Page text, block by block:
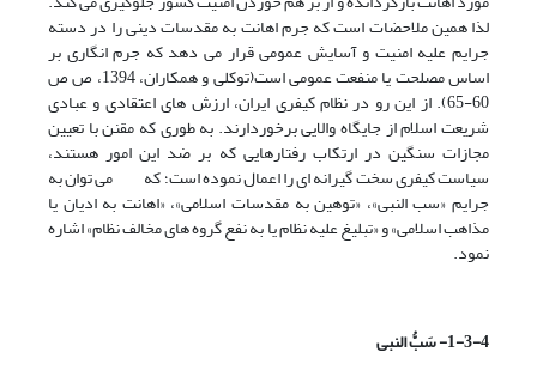
لذا همین ملاحضات است که جرم اهانت به مقدسات دینی را در دسته
جرایم علیه امنیت و آسایش عمومی قرار می دهد که جرم انگاری بر
اساس مصلحت یا منفعت عمومی است(توکلی و همکاران، 1394، ص ص
60-65). از این رو در نظام کیفری ایران، ارزش های اعتقادی و عبادی
شریعت اسلام از جایگاه والایی برخوردارند. به طوری که مقنن با تعیین
مجازات سنگین در ارتکاب رفتارهایی که بر ضد این امور هستند،
سیاست کیفری سخت گیرانه ای را اعمال نموده است؛ که می توان به
جرایم «سب النبی»، «توهین به مقدسات اسلامی»، «اهانت به ادیان یا
مذاهب اسلامی» و «تبلیغ علیه نظام یا به نفع گروه های مخالف نظام» اشاره
نمود.
1-3-4- سَبُّ النبی